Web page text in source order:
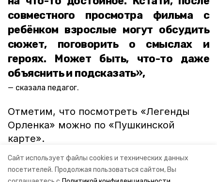
Сайт использует файлы cookies и технических данных
посетителей. Продолжая пользоваться сайтом, Вы
совместного просмотра фильма с
ребёнком взрослые могут обсудить
сюжет, поговорить о смыслах и
героях. Может быть, что-то даже
объяснить и подсказать»,
сказала педагог.
Отметим, что посмотреть «Легенды
Орленка» можно по «Пушкинской
карте».
ставропольский край легенды орлёнка